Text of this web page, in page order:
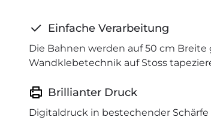
Einfache Verarbeitung
Die Bahnen werden auf 50 cm
Wandklebetechnik auf Stoss
Brillianter Druck
Digitaldruck in bestechender Schärfe